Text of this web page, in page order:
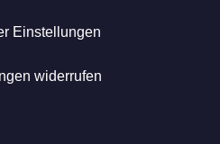
Einstellungen
widerrufen